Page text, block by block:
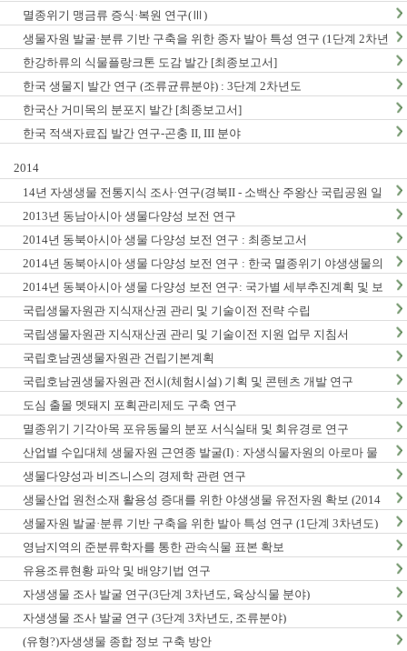
단계2차년도)
멸종위기 맹금류 증식·복원 연구(Ⅲ)
생물자원 발굴·분류 기반 구축을 위한 종자 발아 특성 연구 (1단계 2차년
도)
한강하류의 식물플랑크톤 도감 발간 [최종보고서]
한국 생물지 발간 연구 (조류균류분야) : 3단계 2차년도
한국산 거미목의 분포지 발간 [최종보고서]
한국 적색자료집 발간 연구-곤충 II, III 분야
2014
14년 자생생물 전통지식 조사·연구(경북II - 소백산 주왕산 국립공원 일
대, 충남지역 Ⅱ - 계룡산 태안해안국립공원 일대)
2013년 동남아시아 생물다양성 보전 연구
2014년 동북아시아 생물 다양성 보전 연구 : 최종보고서
2014년 동북아시아 생물 다양성 보전 연구 : 한국 멸종위기 야생생물의
동북아시아 분포현황
2014년 동북아시아 생물 다양성 보전 연구: 국가별 세부추진계획 및 보
전정책지원 전략보고서
국립생물자원관 지식재산권 관리 및 기술이전 전략 수립
국립생물자원관 지식재산권 관리 및 기술이전 지원 업무 지침서
국립호남권생물자원관 건립기본계획
국립호남권생물자원관 전시(체험시설) 기획 및 콘텐츠 개발 연구
도심 출몰 멧돼지 포획관리제도 구축 연구
멸종위기 기각아목 포유동물의 분포 서식실태 및 회유경로 연구
산업별 수입대체 생물자원 근연종 발굴(I) : 자생식물자원의 아로마 물
질 탐색 및 발굴
생물다양성과 비즈니스의 경제학 관련 연구
생물산업 원천소재 활용성 증대를 위한 야생생물 유전자원 확보 (2014
년)
생물자원 발굴·분류 기반 구축을 위한 발아 특성 연구 (1단계 3차년도)
영남지역의 준분류학자를 통한 관속식물 표본 확보
유용조류현황 파악 및 배양기법 연구
자생생물 조사 발굴 연구(3단계 3차년도, 육상식물 분야)
자생생물 조사 발굴 연구 (3단계 3차년도, 조류분야)
(유형?)자생생물 종합 정보 구축 방안